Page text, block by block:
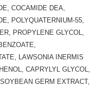
COCAMIDE DEA,
POLYQUATERNIUM-55,
PROPYLENE GLYCOL,
LAWSONIA INERMIS
CAPRYLYL GLYCOL,
GERM EXTRACT,